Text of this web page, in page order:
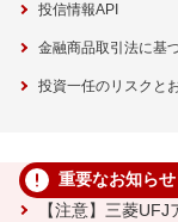
投信情報API
金融商品取引法に基
投資一任のリスクと
重要なお知らせ
【注意】三菱